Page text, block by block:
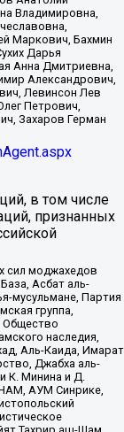
Владимировна,
Маркович, Бахмин
Дарья
Анна Дмитриевна,
Александрович,
Левинсон Лев
Петрович,
Захаров Герман
в том числе
признанных
сил моджахедов
Асбат аль-
мусульмане, Партия
группа,
Общество
наследия,
Аль-Каида, Имарат
Джабха аль-
К. Минина и Д.
АУМ Синрике,